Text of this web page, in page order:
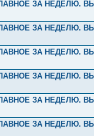
ЗА НЕДЕЛЮ.
ЗА НЕДЕЛЮ.
ЗА НЕДЕЛЮ.
ЗА НЕДЕЛЮ.
ЗА НЕДЕЛЮ.
ЗА НЕДЕЛЮ.